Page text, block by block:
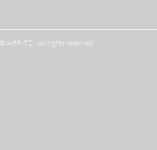
BIARRITZ - All rights reserved